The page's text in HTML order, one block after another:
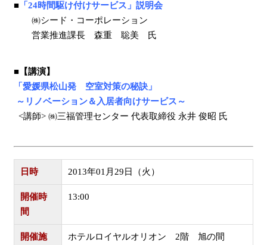
■「24時間駆け付けサービス」説明会
㈱シード・コーポレーション
営業推進課長 森重 聡美 氏
■【講演】
「愛媛県松山発 空室対策の秘訣」
～リノベーション＆入居者向けサービス～
<講師> ㈱三福管理センター 代表取締役 永井 俊昭 氏
日時 2013年01月29日（火）
開催時
間
13:00
開催施
ホテルロイヤルオリオン 2階 旭の間